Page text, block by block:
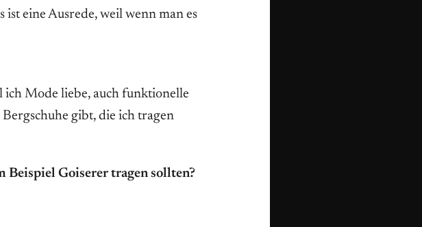
ist eine Ausrede, weil wenn man es
ich Mode liebe, auch funktionelle
gibt, die ich tragen
Beispiel Goiserer tragen sollten?